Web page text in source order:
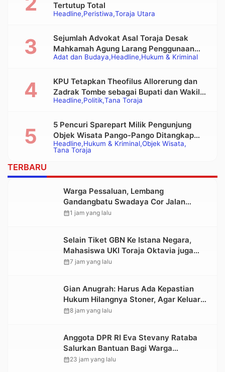
Headline Peristiwa Toraja Utara
Tertutup Total
Adat dan Budaya Headline Hukum & Kriminal
Sejumlah Advokat Asal Toraja Desak
Mahkamah Agung Larang Penggunaan
Alat Berat pada Eksekusi Rumah Adat
Headline Politik Tana Toraja
KPU Tetapkan Theofilus Allorerung dan
Zadrak Tombe sebagai Bupati dan Wakil
Bupati Tana Toraja Terpilih
Headline Hukum & Kriminal Objek Wisata
Tana Toraja
5 Pencuri Sparepart Milik Pengunjung
Objek Wisata Pango-Pango Ditangkap
Polisi
TERBARU
Warga Pessaluan, Lembang
Gandangbatu Swadaya Cor Jalan
Kabupaten
calendar_month1 jam yang lalu
Selain Tiket GBN Ke Istana Negara,
Mahasiswa UKI Toraja Oktavia juga
Lolos ke Pekan Seni Mahasiswa
calendar_month7 jam yang lalu
Gian Anugrah: Harus Ada Kepastian
Hukum Hilangnya Stoner, Agar Keluarga
tidak Larut dalam Trauma dan
calendar_month8 jam yang lalu
Anggota DPR RI Eva Stevany Rataba
Salurkan Bantuan Bagi Warga
Terdampak Longsor di Buntu Pepasan
calendar_month23 jam yang lalu